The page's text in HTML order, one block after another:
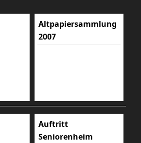
Altpapiersammlung
2007
Auftritt
Seniorenheim